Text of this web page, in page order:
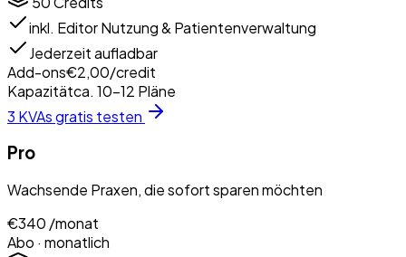
inkl. Editor Nutzung & Patientenverwaltung
Jederzeit aufladbar
Add-ons€2,00/credit
Kapazitätca. 10–12 Pläne
3 KVAs gratis testen
Pro
Wachsende Praxen, die sofort sparen möchten
€340 /monat
Abo · monatlich